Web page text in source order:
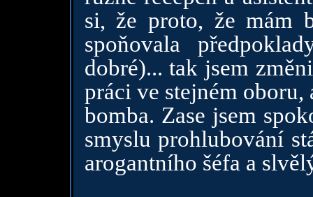
si, že proto, že mám
spoňovala
dobré)... tak jsem
práci ve stejném oboru,
bomba. Zase jsem
smyslu prohlubování
arogantního šéfa a